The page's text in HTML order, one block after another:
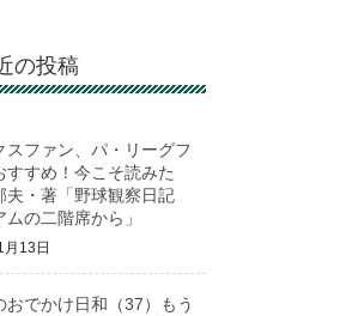
の投稿
スファン、パ・リーグフ
すすめ！今こそ読みた
夫・著「野球観察日記
ムの二階席から」
13日
おでかけ日和（37）もう